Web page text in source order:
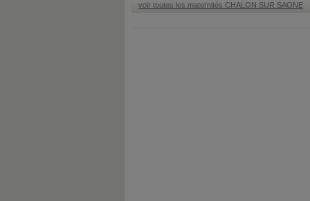
voir toutes les maternités CHALON SUR SAONE